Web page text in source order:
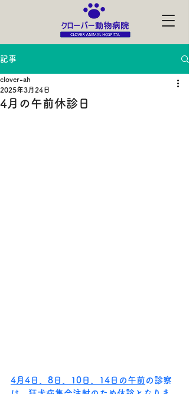
記事
4月の午前休診日
clover-ah
2025年3月24日
4月4日、8日、10日、14日の午前 の診察